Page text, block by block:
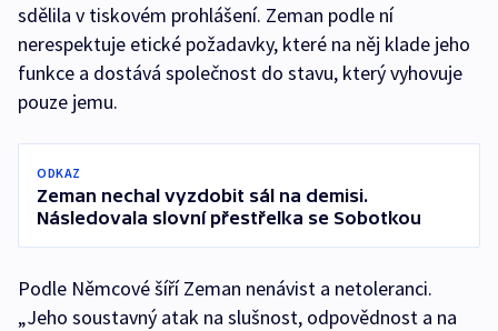
sdělila v tiskovém prohlášení. Zeman podle ní
nerespektuje etické požadavky, které na něj klade jeho
funkce a dostává společnost do stavu, který vyhovuje
pouze jemu.
ODKAZ
Zeman nechal vyzdobit sál na demisi.
Následovala slovní přestřelka se Sobotkou
Podle Němcové šíří Zeman nenávist a netoleranci.
„Jeho soustavný atak na slušnost, odpovědnost a na